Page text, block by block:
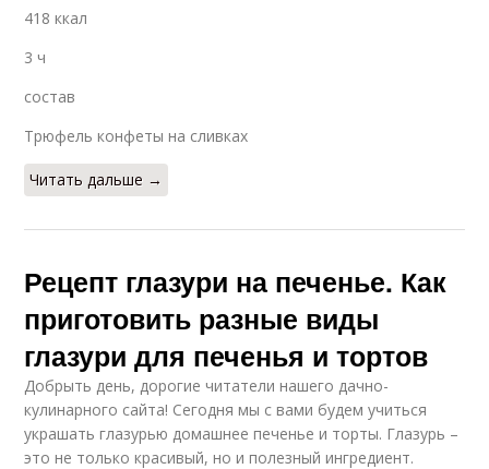
418 ккал
3 ч
состав
Трюфель конфеты на сливках
Читать дальше →
Рецепт глазури на печенье. Как
приготовить разные виды
глазури для печенья и тортов
Добрыть день, дорогие читатели нашего дачно-
кулинарного сайта! Сегодня мы с вами будем учиться
украшать глазурью домашнее печенье и торты. Глазурь –
это не только красивый, но и полезный ингредиент.